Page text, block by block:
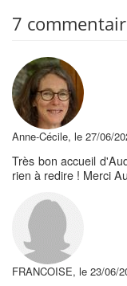
7
Anne-Cécile, le 27/06/
Très bon accueil
rien à redire ! Merci
FRANCOISE, le 23/06/